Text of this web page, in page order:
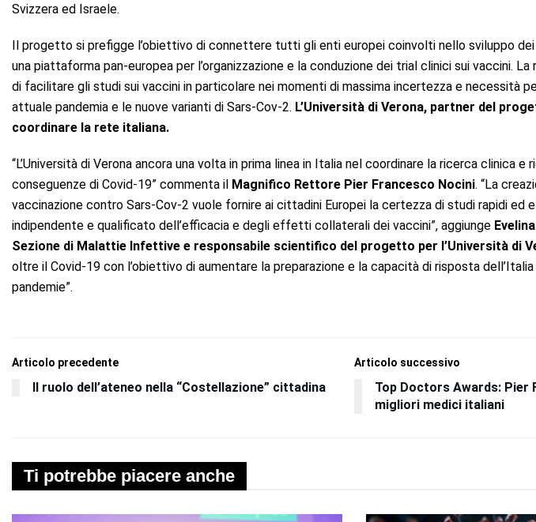
Svizzera ed Israele.
Il progetto si prefigge l’obiettivo di connettere tutti gli enti europei coinvolti nello sviluppo dei
una piattaforma pan-europea per l’organizzazione e la conduzione dei trial clinici sui vaccini.
di facilitare gli studi sui vaccini in particolare nei momenti di massima incertezza e necessità
attuale pandemia e le nuove varianti di Sars-Cov-2. L’Università di Verona, partner del
coordinare la rete italiana.
“L’Università di Verona ancora una volta in prima linea in Italia nel coordinare la ricerca clinica e
conseguenze di Covid-19” commenta il Magnifico Rettore Pier Francesco Nocini. “La
vaccinazione contro Sars-Cov-2 vuole fornire ai cittadini Europei la certezza di studi rapidi ed
indipendente e qualificato dell’efficacia e degli effetti collaterali dei vaccini”, aggiunge
Sezione di Malattie Infettive e responsabile scientifico del progetto per l’Università di
oltre il Covid-19 con l’obiettivo di aumentare la preparazione e la capacità di risposta
pandemie”.
Articolo precedente
Il ruolo dell’ateneo nella “Costellazione” cittadina
Articolo successivo
Top Doctors Awards: Pier
migliori medici italiani
Ti potrebbe piacere anche